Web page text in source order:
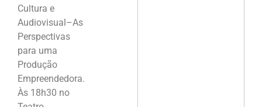
Cultura e
Audiovisual–As
Perspectivas
para uma
Produção
Empreendedora.
Às 18h30 no